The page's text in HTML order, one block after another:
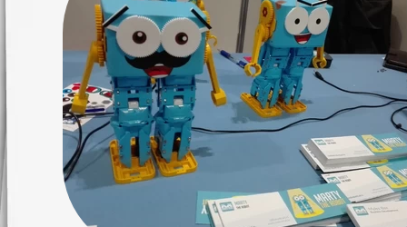
Stołówka
Świetlica
Kronika
Erasmus+ Przez
Erasmus+ Mózgi w